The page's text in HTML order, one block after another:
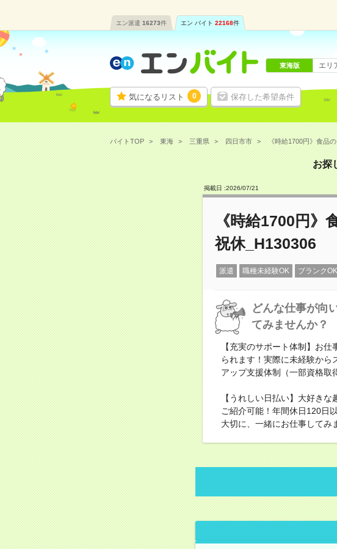
エン派遣 16273件 エン バイト 22168件
気になるリスト 0 保存した希望条件
東海版 エリ
バイトTOP 東海 三重県 四日市市 《時給1700円》食品
お探
掲載日 :2026/07/21
《時給1700円
祝休_H130306
派遣 職種未経験OK ブランクOK
どんな仕事が向
てみませんか？
【充実のサポート体制】お
られます！実際に未経験か
アップ支援体制（一部資格取
【うれしい日払い】大好き
ご紹介可能！年間休日120日
大切に、一緒にお仕事してみ